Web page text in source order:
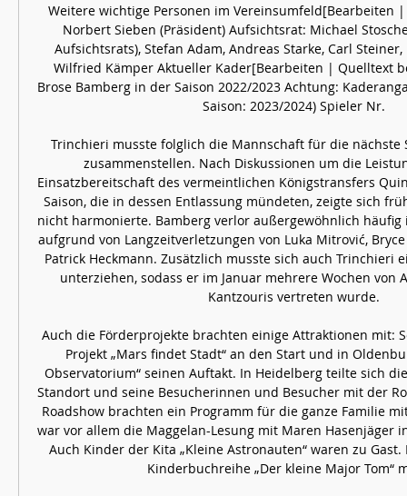
Weitere wichtige Personen im Vereinsumfeld[Bearbeiten
Norbert Sieben (Präsident) Aufsichtsrat: Michael
Aufsichtsrats), Stefan Adam, Andreas Starke, Carl
Wilfried Kämper Aktueller Kader[Bearbeiten | Quelltext
Brose Bamberg in der Saison 2022/2023 Achtung:
Saison: 2023/2024) Spieler Nr.
Trinchieri musste folglich die Mannschaft für die nächste
zusammenstellen. Nach Diskussionen um die
Einsatzbereitschaft des vermeintlichen Königstransfers
Saison, die in dessen Entlassung mündeten, zeigte sich
nicht harmonierte. Bamberg verlor außergewöhnlich häufig
aufgrund von Langzeitverletzungen von Luka Mitrović,
Patrick Heckmann. Zusätzlich musste sich auch Trinchieri
unterziehen, sodass er im Januar mehrere Wochen von
Kantzouris vertreten wurde.
Auch die Förderprojekte brachten einige Attraktionen mit:
Projekt „Mars findet Stadt“ an den Start und in
Observatorium“ seinen Auftakt. In Heidelberg teilte sich
Standort und seine Besucherinnen und Besucher mit der
Roadshow brachten ein Programm für die ganze Familie
war vor allem die Maggelan-Lesung mit Maren Hasenjäger
Auch Kinder der Kita „Kleine Astronauten“ waren zu
Kinderbuchreihe „Der kleine Major Tom“